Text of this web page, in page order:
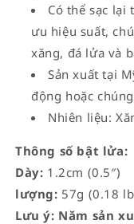
Có thể sạc
ưu hiệu suất,
xăng, đá lửa và
Sản xuất tại
động hoặc
Nhiên liệu:
Thông số bật lửa:
Dày: 1.2cm (0.5″)
lượng: 57g (0.18
Lưu ý: Năm sản